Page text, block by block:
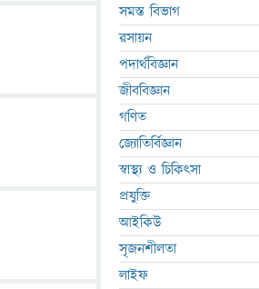
সমস্ত বিভাগ
রসায়ন
পদার্থবিজ্ঞান
জীববিজ্ঞান
গণিত
জ্যোতির্বিজ্ঞান
স্বাস্থ্য ও চিকিৎসা
প্রযুক্তি
আইকিউ
সৃজনশীলতা
লাইফ